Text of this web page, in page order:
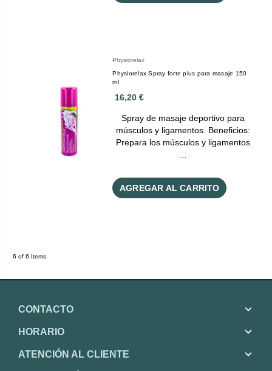
Physiorelax
Physiorelax Spray forte plus para masaje 150
ml
16,20 €
Spray de masaje deportivo para
músculos y ligamentos. Beneficios:
Prepara los músculos y ligamentos
…
AGREGAR AL CARRITO
6 of 6 Items
CONTACTO
HORARIO
ATENCIÓN AL CLIENTE